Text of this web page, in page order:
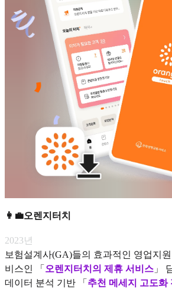
👩‍💼오렌지터치
2023년
보험설계사(GA)들의 효과적인 영업지
비스인
「 오렌지터치의 제휴 서비스 」
데이터 분석 기반 「 추천 메세지 고도화